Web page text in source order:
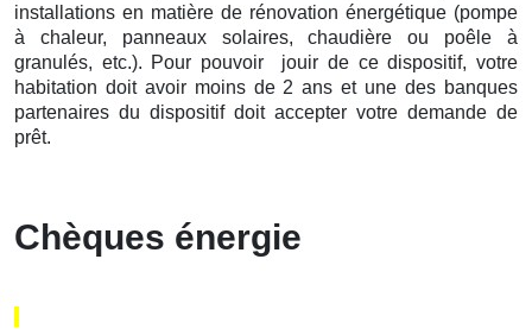
installations en matière de rénovation énergétique (pompe
à chaleur, panneaux solaires, chaudière ou poêle à
granulés, etc.). Pour pouvoir jouir de ce dispositif, votre
habitation doit avoir moins de 2 ans et une des banques
partenaires du dispositif doit accepter votre demande de
prêt.
Chèques énergie